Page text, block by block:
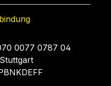
0077 0787 04